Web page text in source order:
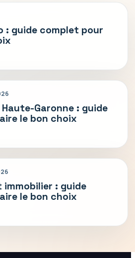
: guide complet pour
Garonne : guide
le bon choix
: guide
le bon choix